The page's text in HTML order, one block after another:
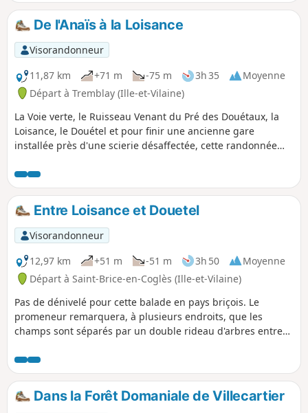
De l'Anaïs à la Loisance
Visorandonneur
11,87 km
+71 m -75 m 3h 35
Moyenne
Départ à Tremblay (Ille-et-Vilaine)
La Voie verte, le Ruisseau Venant du Pré des Douétaux, la
Loisance, le Douétel et pour finir une ancienne gare
installée près d'une scierie désaffectée, cette randonnée
paysage du pays Gallo.
Entre Loisance et Douetel
Visorandonneur
12,97 km
+51 m -51 m 3h 50
Moyenne
Départ à Saint-Brice-en-Coglès (Ille-et-Vilaine)
Pas de dénivelé pour cette balade en pays briçois. Le
promeneur remarquera, à plusieurs endroits, que les
champs sont séparés par un double rideau d'arbres entre
Dans la Forêt Domaniale de Villecartier